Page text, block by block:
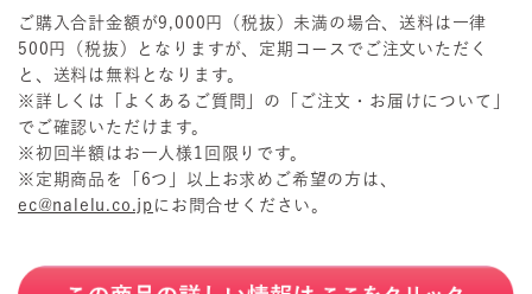
ご購入合計金額が9,000円（税抜）未満の場合、送料は一律
500円（税抜）となりますが、定期コースでご注文いただく
と、送料は無料となります。
※詳しくは「よくあるご質問」の「ご注文・お届けについて」
でご確認いただけます。
※初回半額はお一人様1回限りです。
※定期商品を「6つ」以上お求めご希望の方は、
ec@nalelu.co.jp にお問合せください。